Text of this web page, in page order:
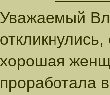
Уважаемый
хорошая
проработала